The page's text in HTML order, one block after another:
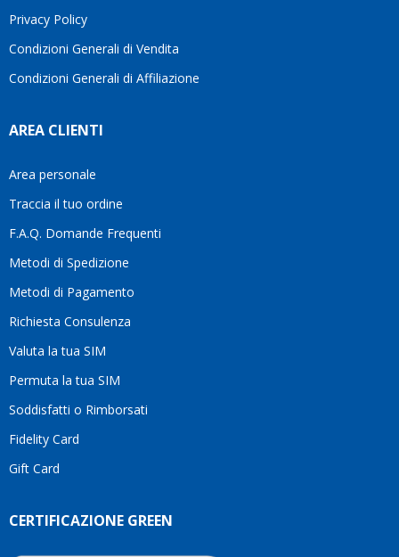
Privacy Policy
Condizioni Generali di Vendita
Condizioni Generali di Affiliazione
AREA CLIENTI
Area personale
Traccia il tuo ordine
F.A.Q. Domande Frequenti
Metodi di Spedizione
Metodi di Pagamento
Richiesta Consulenza
Valuta la tua SIM
Permuta la tua SIM
Soddisfatti o Rimborsati
Fidelity Card
Gift Card
CERTIFICAZIONE GREEN